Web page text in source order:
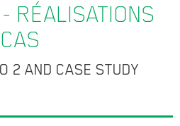
RÉALISATIONS
2 AND CASE STUDY